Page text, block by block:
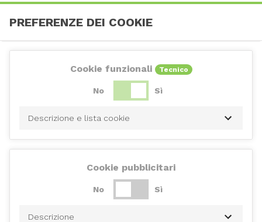
PREFERENZE DEI COOKIE
Cookie funzionali Tecnico
No Sì
Descrizione e lista cookie
Cookie pubblicitari
No Sì
Descrizione